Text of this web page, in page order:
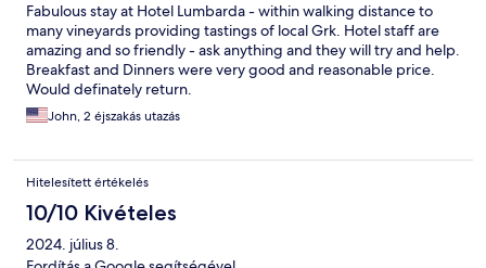
Fabulous stay at Hotel Lumbarda - within walking distance to
many vineyards providing tastings of local Grk. Hotel staff are
amazing and so friendly - ask anything and they will try and help.
Breakfast and Dinners were very good and reasonable price.
Would definately return.
John, 2 éjszakás utazás
Hitelesített értékelés
10/10 Kivételes
2024. július 8.